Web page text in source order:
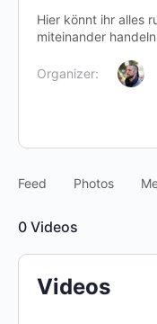
Hier könnt ihr alles
miteinander
Organizer:
Feed Photos
0 Videos
Videos